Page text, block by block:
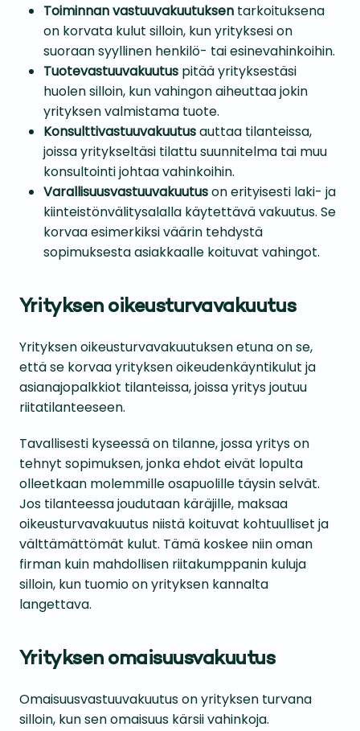
Toiminnan vastuuvakuutuksentarkoituksena
on korvata kulut silloin, kun yrityksesi on
suoraan syyllinen henkilö- tai esinevahinkoihin.
Tuotevastuuvakuutus pitää yrityksestäsi
huolen silloin, kun vahingon aiheuttaa jokin
yrityksen valmistama tuote.
Konsulttivastuuvakuutusauttaa tilanteissa,
joissa yritykseltäsi tilattu suunnitelma tai muu
konsultointi johtaa vahinkoihin.
Varallisuusvastuuvakuutuson erityisesti laki- ja
kiinteistönvälitysalalla käytettävä vakuutus. Se
korvaa esimerkiksi väärin tehdystä
sopimuksesta asiakkaalle koituvat vahingot.
Yrityksen oikeusturvavakuutus
Yrityksen oikeusturvavakuutuksen etuna on se,
että se korvaa yrityksen oikeudenkäyntikulut ja
asianajopalkkiot tilanteissa, joissa yritys joutuu
riitatilanteeseen.
Tavallisesti kyseessä on tilanne, jossa yritys on
tehnyt sopimuksen, jonka ehdot eivät lopulta
olleetkaan molemmille osapuolille täysin selvät.
Jos tilanteessa joudutaan käräjille, maksaa
oikeusturvavakuutus niistä koituvat kohtuulliset ja
välttämättömät kulut. Tämä koskee niin oman
firman kuin mahdollisen riitakumppanin kuluja
silloin, kun tuomio on yrityksen kannalta
langettava.
Yrityksen omaisuusvakuutus
Omaisuusvastuuvakuutus on yrityksen turvana
silloin, kun sen omaisuus kärsii vahinkoja.